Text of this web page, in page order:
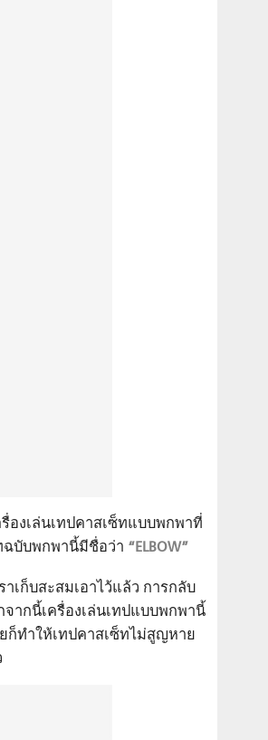
องเล่นเทปคาสเซ็ทแบบพกพาที่
ฉบับพกพานี้มีชื่อว่า “ELBOW”
เก็บสะสมเอาไว้แล้ว การกลับ
ากนี้เครื่องเล่นเทปแบบพกพานี้
ก็ทำให้เทปคาสเซ็ทไม่สูญหาย